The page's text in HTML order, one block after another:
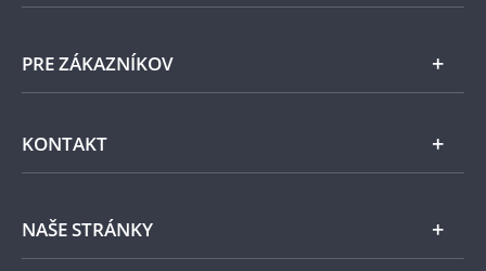
Pamätné medaily
100. výročie vzniku Česko-Slovenska
Národná Pokladnica
PRE ZÁKAZNÍKOV
Všeobecné obchodné podmienky
Ochrana osobných údajov
KONTAKT
Napíšte nám
NAŠE STRÁNKY